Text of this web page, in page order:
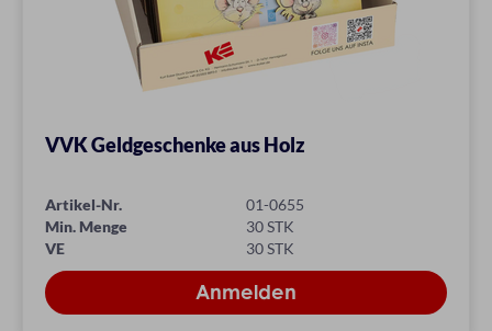
VVK Geldgeschenke aus Holz
Artikel-Nr.
01-0655
Min. Menge
30 STK
VE
30 STK